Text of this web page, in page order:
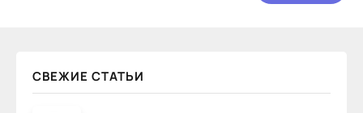
СВЕЖИЕ СТАТЬИ